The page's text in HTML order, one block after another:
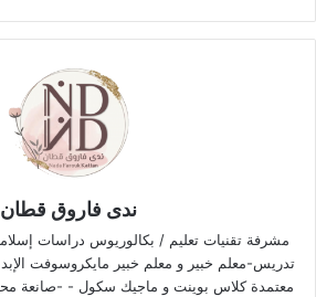
ندى فاروق قطان
مشرفة تقنيات تعليم / بكالوريوس دراسات
تدريس-معلم خبير و معلم خبير مايكروسوفت
معتمدة كلاس بوينت و ماجيك سكول - -صانعة